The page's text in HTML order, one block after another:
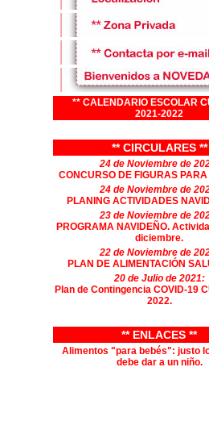
** CALENDARIO ESCOLAR
2021-2022
** CIRCULARES **
24 de Noviembre de
CONCURSO DE FIGURAS
24 de Noviembre de
PLANING ACTIVIDADES
23 de Noviembre de
PROGRAMA NAVIDEÑO.
diciembre.
22 de Noviembre de
PLAN DE ALIMENTACIÓN
20 de Julio de 2021:
Plan de Contingencia COVID-19
2022.
** ENLACES **
Alimentos "para bebés": justo
debe dar a un niño.